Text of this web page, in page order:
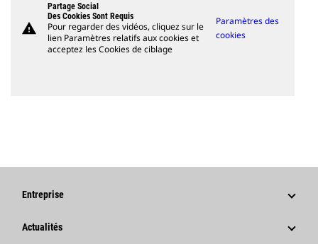
warning
Partage Social
Des Cookies Sont Requis
Pour regarder des vidéos, cliquez sur le
lien Paramètres relatifs aux cookies et
acceptez les Cookies de ciblage
Paramètres des
cookies
Entreprise
Stratégie
Actualités